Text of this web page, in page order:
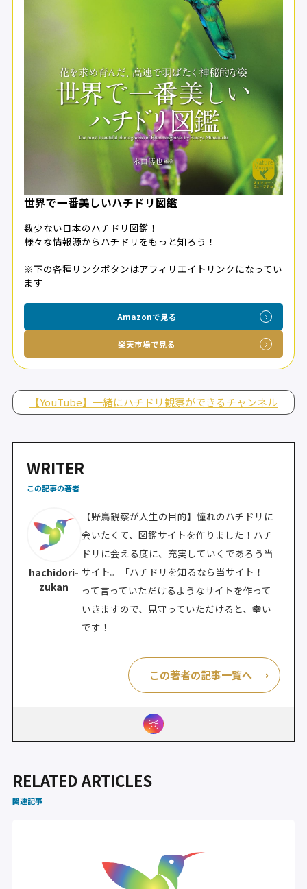
世界で一番美しいハチドリ図鑑
数少ない日本のハチドリ図鑑！
様々な情報源からハチドリをもっと知ろう！
※下の各種リンクボタンはアフィリエイトリンクになってい
ます
Amazonで見る
楽天市場で見る
【YouTube】一緒にハチドリ観察ができるチャンネル
WRITER
この記事の著者
hachidori-
zukan
【野鳥観察が人生の目的】憧れのハチドリに
会いたくて、図鑑サイトを作りました！ハチ
ドリに会える度に、充実していくであろう当
サイト。「ハチドリを知るなら当サイト！」
って言っていただけるようなサイトを作って
いきますので、見守っていただけると、幸い
です！
この著者の記事一覧へ
RELATED ARTICLES
関連記事